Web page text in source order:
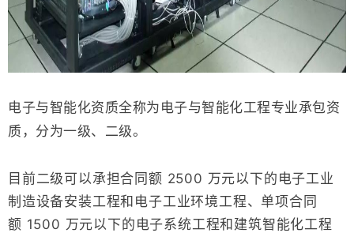
电子与智能化资质全称为电子与智能化工程专业承包资
质，分为一级、二级。
目前二级可以承担合同额 2500 万元以下的电子工业
制造设备安装工程和电子工业环境工程、单项合同
额 1500 万元以下的电子系统工程和建筑智能化工程